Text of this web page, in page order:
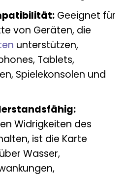
Geeignet für
von Geräten, die
unterstützen,
Tablets,
Spielekonsolen und
Widrigkeiten des
ist die Karte
Wasser,